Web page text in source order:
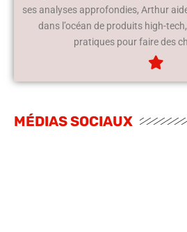
ses analyses approfondies, Arthur
dans l’océan de produits high-
pratiques pour faire des
MÉDIAS SOCIAUX